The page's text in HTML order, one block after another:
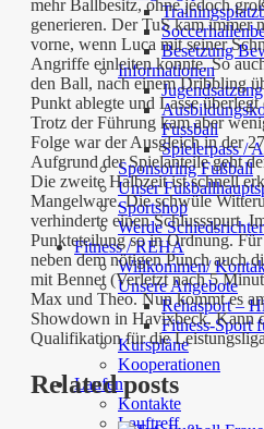
Besetzung
Informationen
Jugendsatzung
Fussball
Spielerpass /
Sponsoring Fußball
Unser
Sportshop
Werde
Fitness / REHA
Willkommen/
Unsere Angebote
Rehasport –
Fitness-Sport
Kurspläne
Kooperationen
Laufen
Kontakte
Lauftreff
mehr Ballbesitz, ohne jedoch
generieren. Der TuS kam immer
vorne, wenn Luca mit seiner
Angriffe einleiten konnte. So
den Ball, nach einem Dribbling
Punkt ablegte und Lasse
Trotz der Führung kam aber
Folge war der Ausgleich in der
Aufgrund der Spielanteile geht
Die zweite Halbzeit ist schnell
Mangelware. Die schwüle
verhinderte einen Schlussspurt.
Punkteteilung so in Ordnung.
neben dem nötigen Punch auch
mit Bennet (Verletzt nach 5
Max und Theo. Nun kommt es
Showdown in Havixbeck. Kann
Qualifikation für die
Related posts